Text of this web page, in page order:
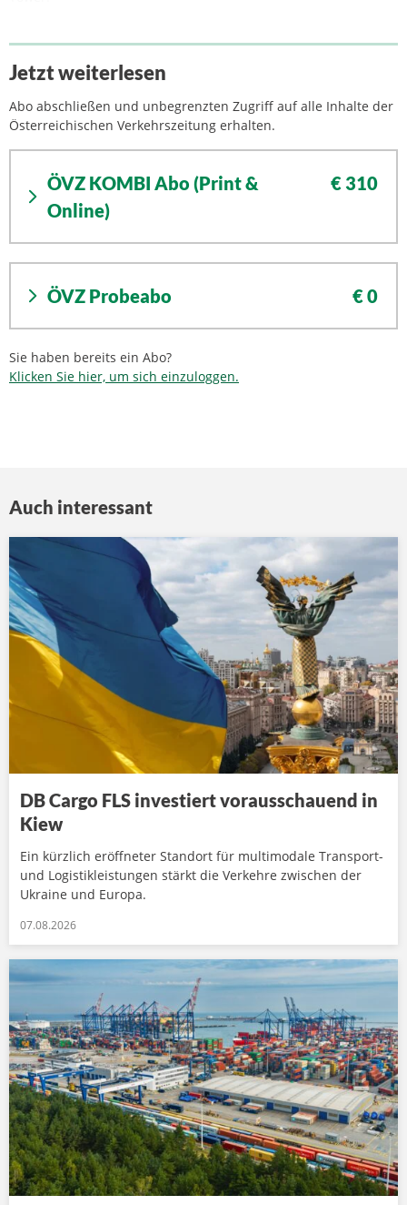
Jetzt weiterlesen
Abo abschließen und unbegrenzten Zugriff auf alle Inhalte der
Österreichischen Verkehrszeitung erhalten.
ÖVZ KOMBI Abo (Print &
Online)
€ 310
ÖVZ Probeabo € 0
Sie haben bereits ein Abo?
Klicken Sie hier, um sich einzuloggen.
Auch interessant
DB Cargo FLS investiert vorausschauend in
Kiew
Ein kürzlich eröffneter Standort für multimodale Transport-
und Logistikleistungen stärkt die Verkehre zwischen der
Ukraine und Europa.
07.08.2026